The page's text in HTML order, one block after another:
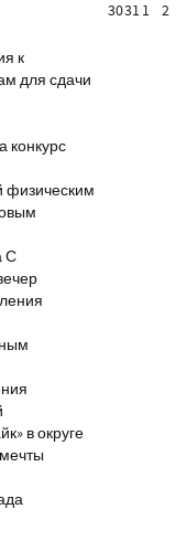
30311 2
к
для сдачи
конкурс
физическим
С
в округе